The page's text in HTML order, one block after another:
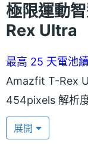
極限運動
Rex Ultra
最高 25 天電池
Amazfit T-Rex
454pixels 解析
1,000nits 螢幕亮
運行 Zepp OS
展開